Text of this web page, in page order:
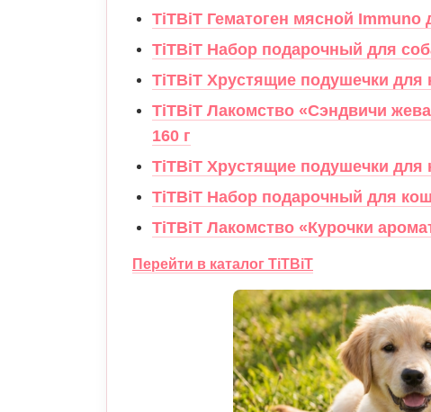
TiTBiT Гематоген мясной Immuno
TiTBiT Набор подарочный для
TiTBiT Хрустящие подушечки для
TiTBiT Лакомство «Сэндвичи
160 г
TiTBiT Хрустящие подушечки для
TiTBiT Набор подарочный для
TiTBiT Лакомство «Курочки
Перейти в каталог TiTBiT